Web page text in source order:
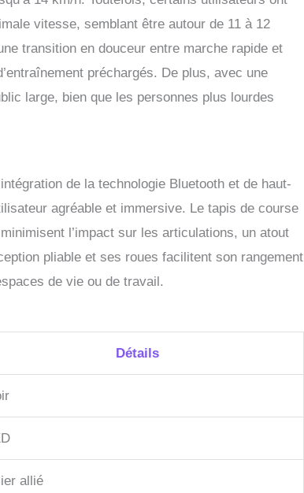
sans effort vers le bureau, la chambre ou toute
encombrement réduit permet une installation flexible,
vitesse, semblant être autour de 11 à 12
transition en douceur entre marche rapide et
préchargés. De plus, avec une
large, bien que les personnes plus lourdes
de la technologie Bluetooth et de haut-
agréable et immersive. Le tapis de course
l’impact sur les articulations, un atout
pliable et ses roues facilitent son rangement
de vie ou de travail.
Détails
allié